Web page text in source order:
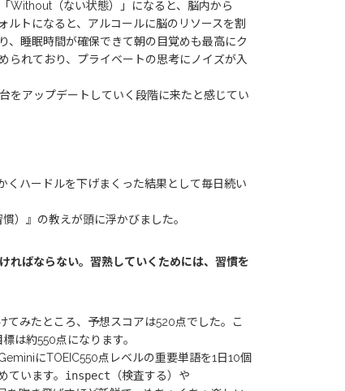
Without（ない状態）」になると、脳内から
ルトになると、アルコールに脳のリソースを割
、睡眠時間が確保できて朝の目覚めも最高にク
られており、プライベートの思考にノイズが入
をアップデートしていく段階に来たと感じてい
ハードルを下げまくった結果として毎日続い
）』の教えが頭に浮かびました。
ればならない。習熟していくためには、習慣を
てみたところ、予想スコアは520点でした。こ
は約550点になります。
にTOEIC550点レベルの重要単語を1日10個
います。 inspect （検査する）や